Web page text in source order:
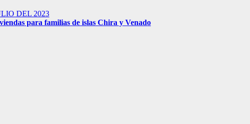
DEL 2023
para familias de islas Chira y Venado